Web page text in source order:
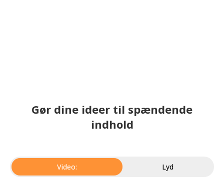
Gør dine ideer til spændende
indhold
Video: Lyd